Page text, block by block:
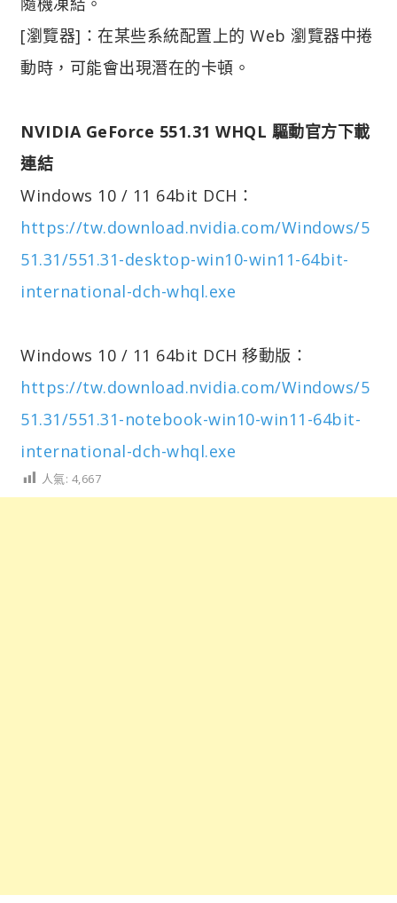
[瀏覽器]：在某些系統配置上的 Web 瀏覽器中捲
動時，可能會出現潛在的卡頓。
NVIDIA GeForce 551.31 WHQL 驅動官方下載
連結
Windows 10 / 11 64bit DCH：
https://tw.download.nvidia.com/Windows/5
51.31/551.31-desktop-win10-win11-64bit-
international-dch-whql.exe
Windows 10 / 11 64bit DCH 移動版：
https://tw.download.nvidia.com/Windows/5
51.31/551.31-notebook-win10-win11-64bit-
international-dch-whql.exe
人氣: 4,667